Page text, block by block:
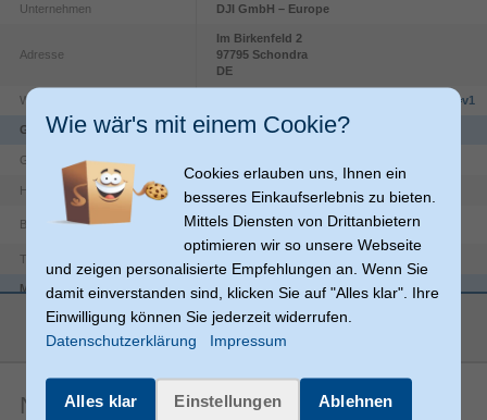
Unternehmen DJI GmbH – Europe
Adresse
Im Birkenfeld 2
97795 Schondra
DE
Website https://m.dji.com/de/others/contact?www=v1
Gewicht und Abmessungen
Gewicht
Höhe 51,7 mm
Breite 36 mm
Tiefe
Merkmale
Produkttyp Fülllicht
Stecker MAgnetic
Kompatibilität Osmo Pocket 4
Produktfarbe Schwarz, Weiß
mehr anzeigen
Noch keine Artikelbewertungen
Wie wär's mit einem Cookie?
Cookies erlauben uns, Ihnen ein
besseres Einkaufserlebnis zu bieten.
Mittels Diensten von Drittanbietern
optimieren wir so unsere Webseite
und zeigen personalisierte Empfehlungen an. Wenn Sie
damit einverstanden sind, klicken Sie auf "Alles klar". Ihre
Einwilligung können Sie jederzeit widerrufen.
Datenschutzerklärung
Impressum
Alles klar Einstellungen Ablehnen